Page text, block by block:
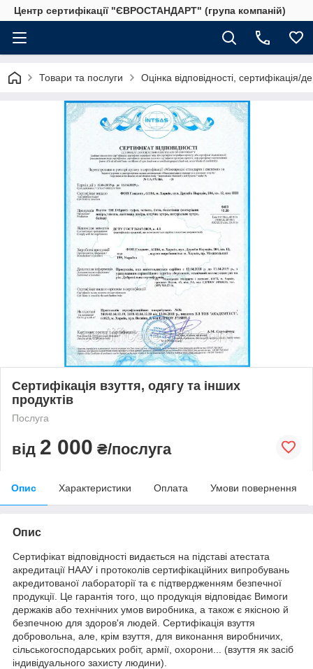
Центр сертифікації "ЄВРОСТАНДАРТ" (група компаній)
Товари та послуги Оцінка відповідності, сертифікація/
Сертифікація взуття, одягу та інших
продуктів
Послуга
від 2 000 ₴/послуга
Опис Характеристики Оплата Умови повернення
Опис
Сертифікат відповідності видається на підставі атестата
акредитації НААУ і протоколів сертифікаційних випробувань
акредитованої лабораторії та є підтвердженням безпечної
продукції. Це гарантія того, що продукція відповідає Вимоги
держаків або технічних умов виробника, а також є якісною й
безпечною для здоров'я людей. Сертифікація взуття
добровольна, але, крім взуття, для виконання виробничих,
сільськогосподарських робіт, армії, охорони... (взуття як засіб
індивідуального захисту людини).